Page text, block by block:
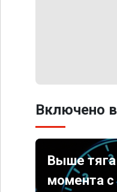
Включено
Выше тяга
момента с